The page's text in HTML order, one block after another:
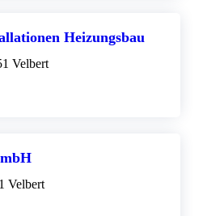
Heizungsbau
Velbert
Velbert